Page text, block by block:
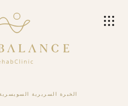
الخبرة السريرية